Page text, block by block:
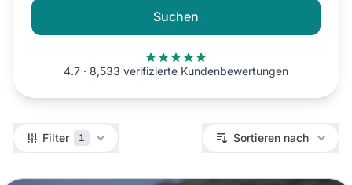
Suchen
4.7 · 8,533 verifizierte Kundenbewertungen
Filter Filter 1 Sortieren nach